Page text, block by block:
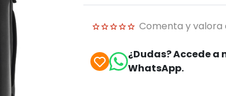
Comenta y
¿Dudas? Accede
WhatsApp.